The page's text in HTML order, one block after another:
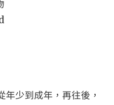
少到成年，再往後，